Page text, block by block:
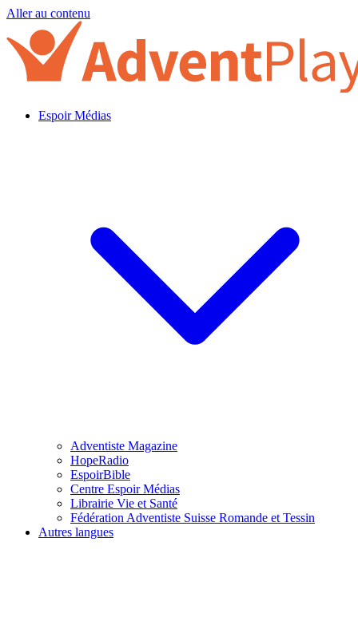
Aller au contenu
Espoir Médias
Adventiste Magazine
HopeRadio
EspoirBible
Centre Espoir Médias
Librairie Vie et Santé
Fédération Adventiste Suisse Romande et Tessin
Autres langues